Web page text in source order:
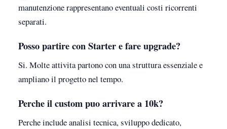
manutenzione rappresentano eventuali costi ricorrenti
separati.
Posso partire con Starter e fare upgrade?
Si. Molte attivita partono con una struttura essenziale e
ampliano il progetto nel tempo.
Perche il custom puo arrivare a 10k?
Perche include analisi tecnica, sviluppo dedicato,